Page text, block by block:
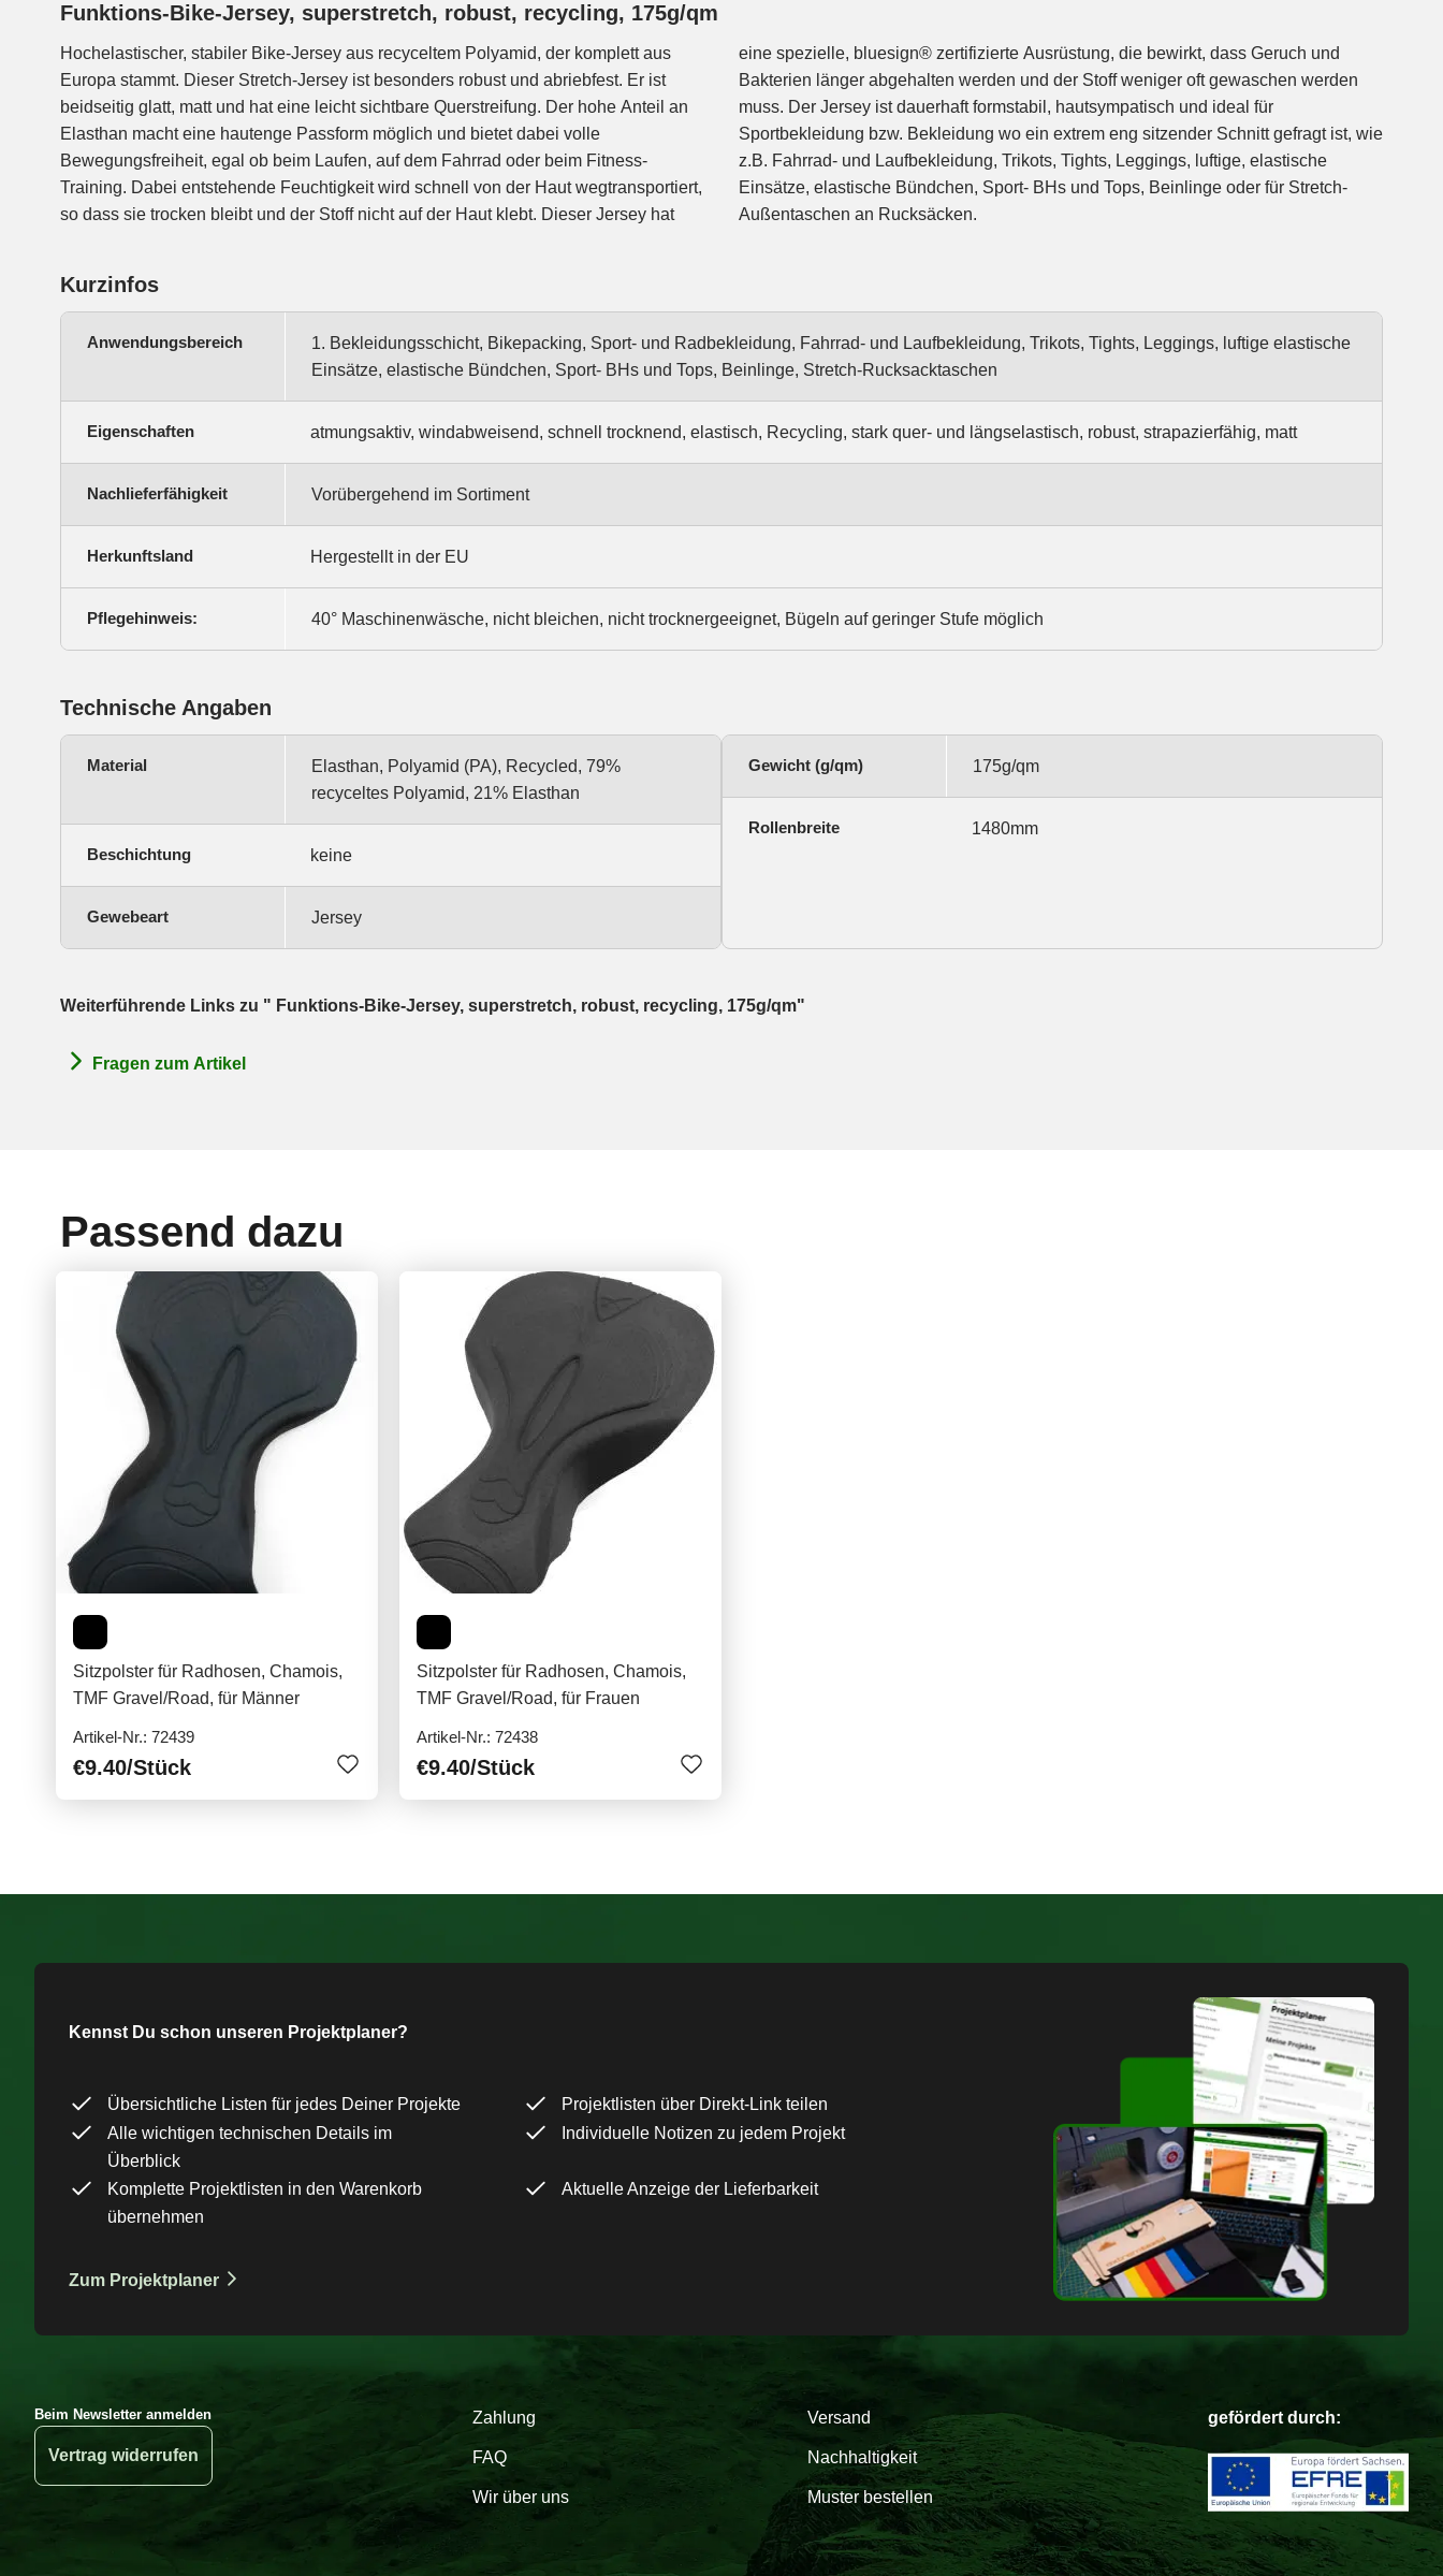
Funktions-Bike-Jersey, superstretch, robust, recycling, 175g/qm
Hochelastischer, stabiler Bike-Jersey aus recyceltem Polyamid, der komplett aus
Europa stammt. Dieser Stretch-Jersey ist besonders robust und abriebfest. Er ist
beidseitig glatt, matt und hat eine leicht sichtbare Querstreifung. Der hohe Anteil an
Elasthan macht eine hautenge Passform möglich und bietet dabei volle
Bewegungsfreiheit, egal ob beim Laufen, auf dem Fahrrad oder beim Fitness-
Training. Dabei entstehende Feuchtigkeit wird schnell von der Haut wegtransportiert,
so dass sie trocken bleibt und der Stoff nicht auf der Haut klebt. Dieser Jersey hat
eine spezielle, bluesign® zertifizierte Ausrüstung, die bewirkt, dass Geruch und
Bakterien länger abgehalten werden und der Stoff weniger oft gewaschen werden
muss. Der Jersey ist dauerhaft formstabil, hautsympatisch und ideal für
Sportbekleidung bzw. Bekleidung wo ein extrem eng sitzender Schnitt gefragt ist, wie
z.B. Fahrrad- und Laufbekleidung, Trikots, Tights, Leggings, luftige, elastische
Einsätze, elastische Bündchen, Sport- BHs und Tops, Beinlinge oder für Stretch-
Außentaschen an Rucksäcken.
Kurzinfos
Anwendungsbereich
1. Bekleidungsschicht, Bikepacking, Sport- und Radbekleidung, Fahrrad- und Laufbekleidung, Trikots, Tights, Leggings, luftige elastische
Einsätze, elastische Bündchen, Sport- BHs und Tops, Beinlinge, Stretch-Rucksacktaschen
Eigenschaften atmungsaktiv, windabweisend, schnell trocknend, elastisch, Recycling, stark quer- und längselastisch, robust, strapazierfähig, matt
Nachlieferfähigkeit Vorübergehend im Sortiment
Herkunftsland Hergestellt in der EU
Pflegehinweis: 40° Maschinenwäsche, nicht bleichen, nicht trocknergeeignet, Bügeln auf geringer Stufe möglich
Technische Angaben
Material
Elasthan, Polyamid (PA), Recycled, 79%
recyceltes Polyamid, 21% Elasthan
Beschichtung keine
Gewebeart Jersey
Gewicht (g/qm) 175g/qm
Rollenbreite 1480mm
Weiterführende Links zu " Funktions-Bike-Jersey, superstretch, robust, recycling, 175g/qm"
Fragen zum Artikel
Passend dazu
Sitzpolster für Radhosen, Chamois,
TMF Gravel/Road, für Männer
Artikel-Nr.: 72439
€9.40/Stück
Sitzpolster für Radhosen, Chamois,
TMF Gravel/Road, für Frauen
Artikel-Nr.: 72438
€9.40/Stück
Kennst Du schon unseren Projektplaner?
Übersichtliche Listen für jedes Deiner Projekte
Projektlisten über Direkt-Link teilen
Alle wichtigen technischen Details im
Überblick
Individuelle Notizen zu jedem Projekt
Komplette Projektlisten in den Warenkorb
übernehmen
Aktuelle Anzeige der Lieferbarkeit
Zum Projektplaner
Beim Newsletter anmelden
Vertrag widerrufen
Zahlung Versand
FAQ Nachhaltigkeit
Wir über uns Muster bestellen
gefördert durch: